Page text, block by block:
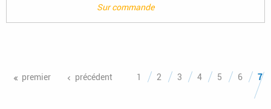
Sur commande
premier précédent 1 2 3 4 5 6 7